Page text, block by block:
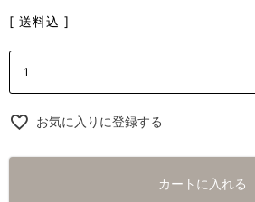
送料込
お気に入りに登録する
カートに入れる